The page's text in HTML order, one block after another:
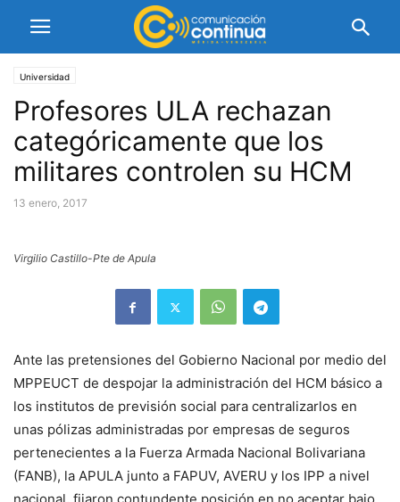
Universidad
Profesores ULA rechazan
categóricamente que los
militares controlen su HCM
13 enero, 2017
Virgilio Castillo-Pte de Apula
Ante las pretensiones del Gobierno Nacional por medio del
MPPEUCT de despojar la administración del HCM básico a
los institutos de previsión social para centralizarlos en
unas pólizas administradas por empresas de seguros
pertenecientes a la Fuerza Armada Nacional Bolivariana
(FANB), la APULA junto a FAPUV, AVERU y los IPP a nivel